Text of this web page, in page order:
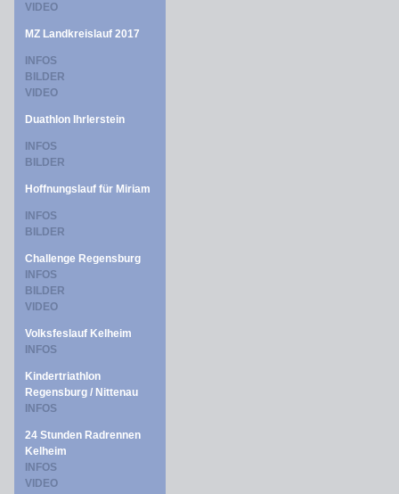
VIDEO
MZ Landkreislauf 2017
INFOS
BILDER
VIDEO
Duathlon Ihrlerstein
INFOS
BILDER
Hoffnungslauf für Miriam
INFOS
BILDER
Challenge Regensburg
INFOS
BILDER
VIDEO
Volksfeslauf Kelheim
INFOS
Kindertriathlon
Regensburg / Nittenau
INFOS
24 Stunden Radrennen
Kelheim
INFOS
VIDEO